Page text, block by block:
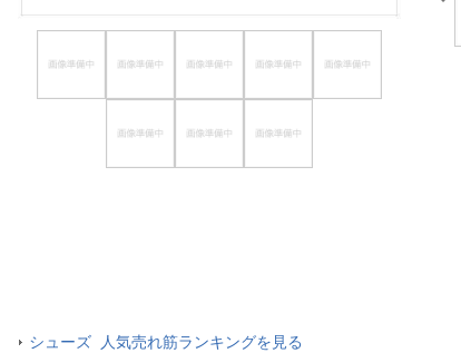
シューズ 人気売れ筋ランキングを見る